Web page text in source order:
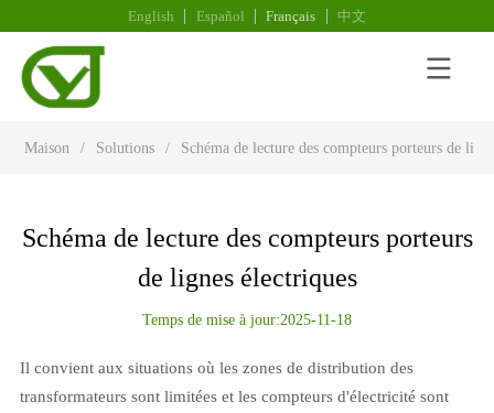
English Español Français 中文
Maison / Solutions / Schéma de lecture des compteurs porteurs de
Schéma de lecture des compteurs porteurs
de lignes électriques
Temps de mise à jour:2025-11-18
Il convient aux situations où les zones de distribution des
transformateurs sont limitées et les compteurs d'électricité sont